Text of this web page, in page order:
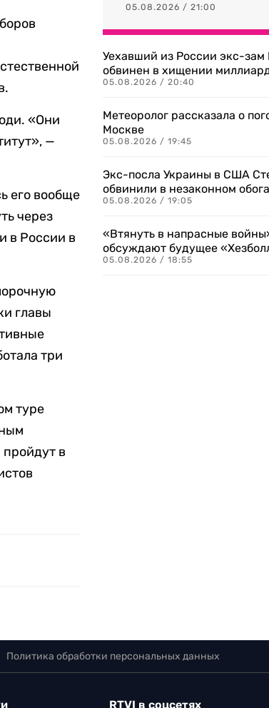
«Они
—
его вообще
через
в России в
главы
три
туре
в
05.08.2026 / 21:00
Уехавший из России экс-зам
обвинен в хищении
05.08.2026 / 20:40
Метеоролог рассказала о
Москве
05.08.2026 / 19:45
Экс-посла Украины в США
обвинили в незаконном
05.08.2026 / 19:05
«Втянуть в напрасные
обсуждают будущее
05.08.2026 / 18:55
Политика обработки персональных данных
RTVI в соцсетях